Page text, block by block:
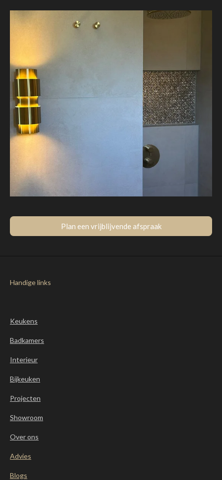
Plan een vrijblijvende afspraak
Handige links
Keukens
Badkamers
Interieur
Bijkeuken
Projecten
Showroom
Over ons
Advies
Blogs